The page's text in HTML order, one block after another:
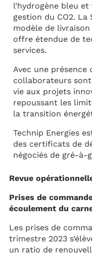
l’hydrogène bleu
gestion du CO2.
modèle de
offre étendue de
services.
Avec une présence
collaborateurs
vie aux projets
repoussant les
la transition
Technip Energies
des certificats de
négociés de gré-à-
Revue
Prises de
écoulement du
Les prises de
trimestre 2023
un ratio de